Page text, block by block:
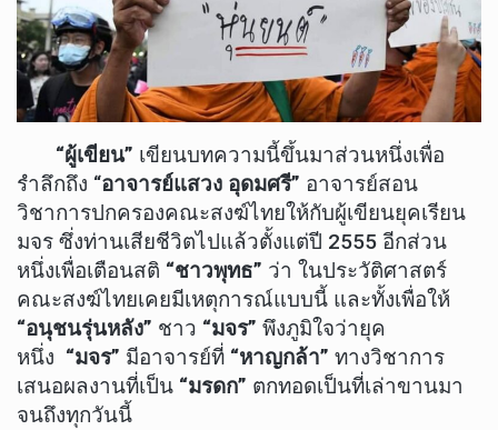
“ผู้เขียน” เขียนบทความนี้ขึ้นมาส่วนหนึ่งเพื่อ
รำลึกถึง “อาจารย์แสวง อุดมศรี” อาจารย์สอน
วิชาการปกครองคณะสงฆ์ไทยให้กับผู้เขียนยุคเรียน
มจร ซึ่งท่านเสียชีวิตไปแล้วตั้งแต่ปี 2555 อีกส่วน
หนึ่งเพื่อเตือนสติ “ชาวพุทธ” ว่า ในประวัติศาสตร์
คณะสงฆ์ไทยเคยมีเหตุการณ์แบบนี้ และทั้งเพื่อให้
“อนุชนรุ่นหลัง” ชาว “มจร” พึงภูมิใจว่ายุค
หนึ่ง “มจร” มีอาจารย์ที่ “หาญกล้า” ทางวิชาการ
เสนอผลงานที่เป็น “มรดก” ตกทอดเป็นที่เล่าขานมา
จนถึงทุกวันนี้